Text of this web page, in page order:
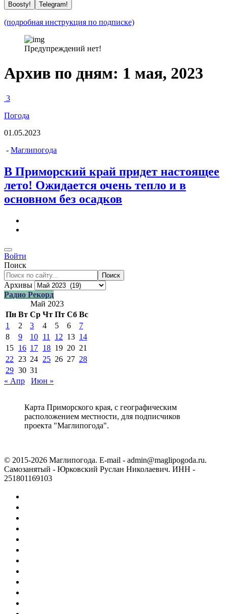
Boosty! Telegram!
(подробная инструкция по подписке)
Предупреждений нет!
Архив по дням: 1 мая, 2023
3
Погода
01.05.2023
- Маглипогода
В Приморский край придет настоящее
лето! Ожидается очень тепло и в
основном без осадков
Войти
Поиск
Поиск
Архивы
Радио Рекорд
Май 2023
Пн Вт Ср Чт Пт Сб Вс
1
2 3 4 5 6
7
8
9 10 11 12 13 14
15 16 17 18 19 20 21
22
23 24 25 26 27 28
29 30 31
« Апр
Июн »
Карта Приморского края, с географическим
расположением местности, для подписчиков
проекта "Маглипогода".
© 2015-2026 Маглипогода. E-mail - admin@maglipogoda.ru.
Самозанятый - Юрковский Руслан Николаевич. ИНН -
251801169103